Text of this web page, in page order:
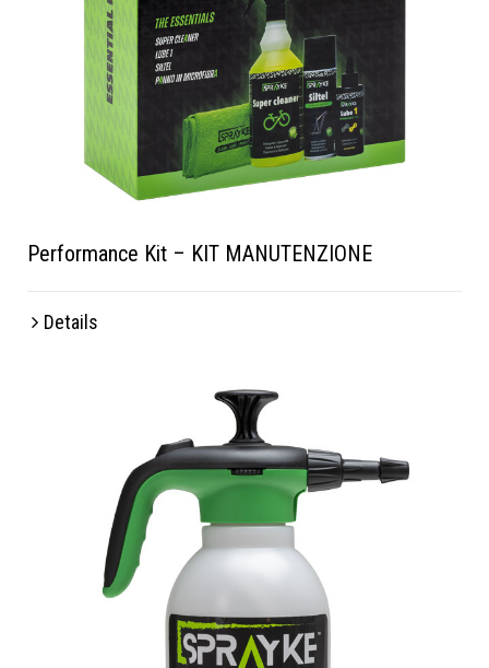
Performance Kit – KIT MANUTENZIONE
Details